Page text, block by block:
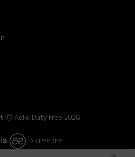
Ⓒ Aelia Duty Free 2026